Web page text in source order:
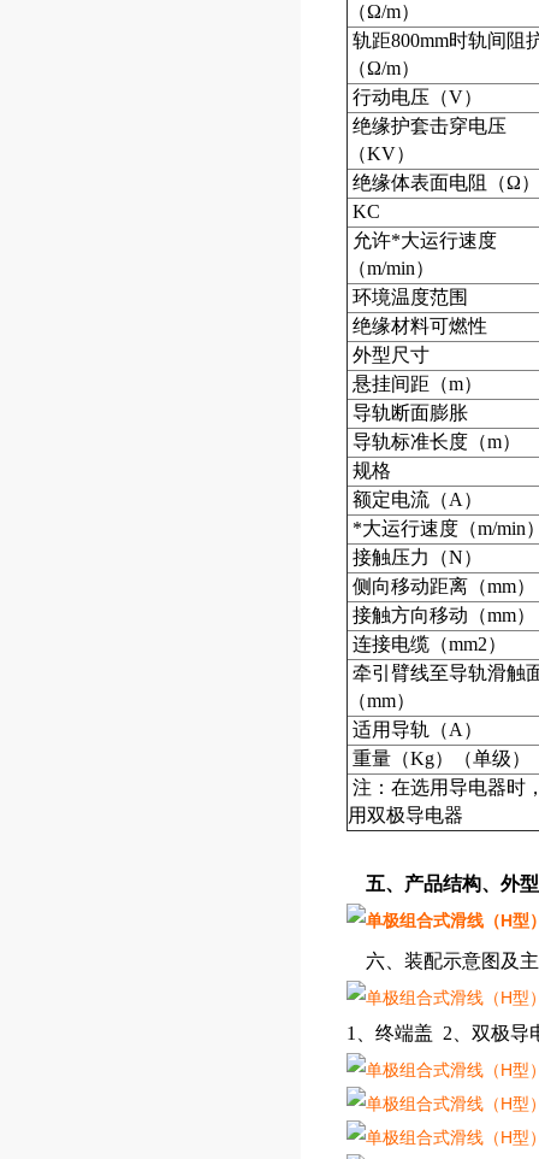
（Ω/m）
轨距800mm时轨间阻
（Ω/m）
行动电压（V）
绝缘护套击穿电压
（KV）
绝缘体表面电阻（Ω）
KC
允许*大运行速度
（m/min）
环境温度范围
绝缘材料可燃性
外型尺寸
悬挂间距（m）
导轨断面膨胀
导轨标准长度（m）
规格
额定电流（A）
*大运行速度（m/min
接触压力（N）
侧向移动距离（mm）
接触方向移动（mm）
连接电缆（mm2）
牵引臂线至导轨滑触
（mm）
适用导轨（A）
重量（Kg）（单级）
注：在选用导电器时
用双极导电器
五、产品结构、外
六、装配示意图及
1、终端盖 2、双极